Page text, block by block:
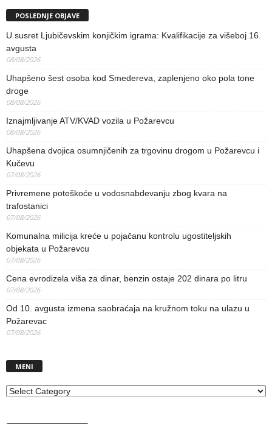
POSLEDNJE OBJAVE
U susret Ljubičevskim konjičkim igrama: Kvalifikacije za višeboj 16.
avgusta
08/08/2026
Uhapšeno šest osoba kod Smedereva, zaplenjeno oko pola tone
droge
08/08/2026
Iznajmljivanje ATV/KVAD vozila u Požarevcu
08/08/2026
Uhapšena dvojica osumnjičenih za trgovinu drogom u Požarevcu i
Kučevu
07/08/2026
Privremene poteškoće u vodosnabdevanju zbog kvara na
trafostanici
07/08/2026
Komunalna milicija kreće u pojačanu kontrolu ugostiteljskih
objekata u Požarevcu
07/08/2026
Cena evrodizela viša za dinar, benzin ostaje 202 dinara po litru
07/08/2026
Od 10. avgusta izmena saobraćaja na kružnom toku na ulazu u
Požarevac
07/08/2026
MENI
MENI